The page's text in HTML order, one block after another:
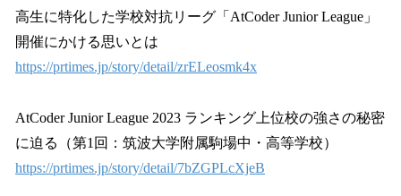
高生に特化した学校対抗リーグ「AtCoder Junior League」
開催にかける思いとは
https://prtimes.jp/story/detail/zrELeosmk4x
AtCoder Junior League 2023 ランキング上位校の強さの秘密
に迫る（第1回：筑波大学附属駒場中・高等学校）
https://prtimes.jp/story/detail/7bZGPLcXjeB